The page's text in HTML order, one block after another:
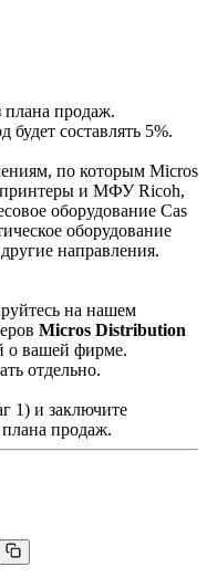
плана продаж.
будет составлять 5%.
по которым Micros
принтеры и МФУ Ricoh,
оборудование Cas
оборудование
направления.
на нашем
Micros Distribution
о вашей фирме.
отдельно.
1) и заключите
продаж.